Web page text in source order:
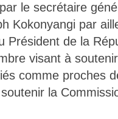
le secrétaire
Kokonyangi par
Président de la
visant à
comme proches
la